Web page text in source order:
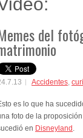
del
Accidentes,
es lo que ha
foto de la
en Disneyland.